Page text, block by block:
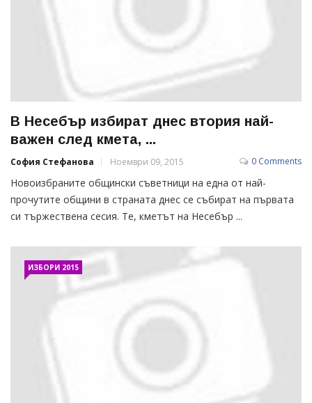
В Несебър избират днес втория най-
важен след кмета, ...
София Стефанова Ноември 09, 2015 0 Comments
Новоизбраните общински съветници на една от най-
прочутите общини в страната днес се събират на първата
си тържествена сесия. Те, кметът на Несебър ...
ИЗБОРИ 2015